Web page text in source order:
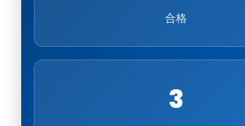
合格
3